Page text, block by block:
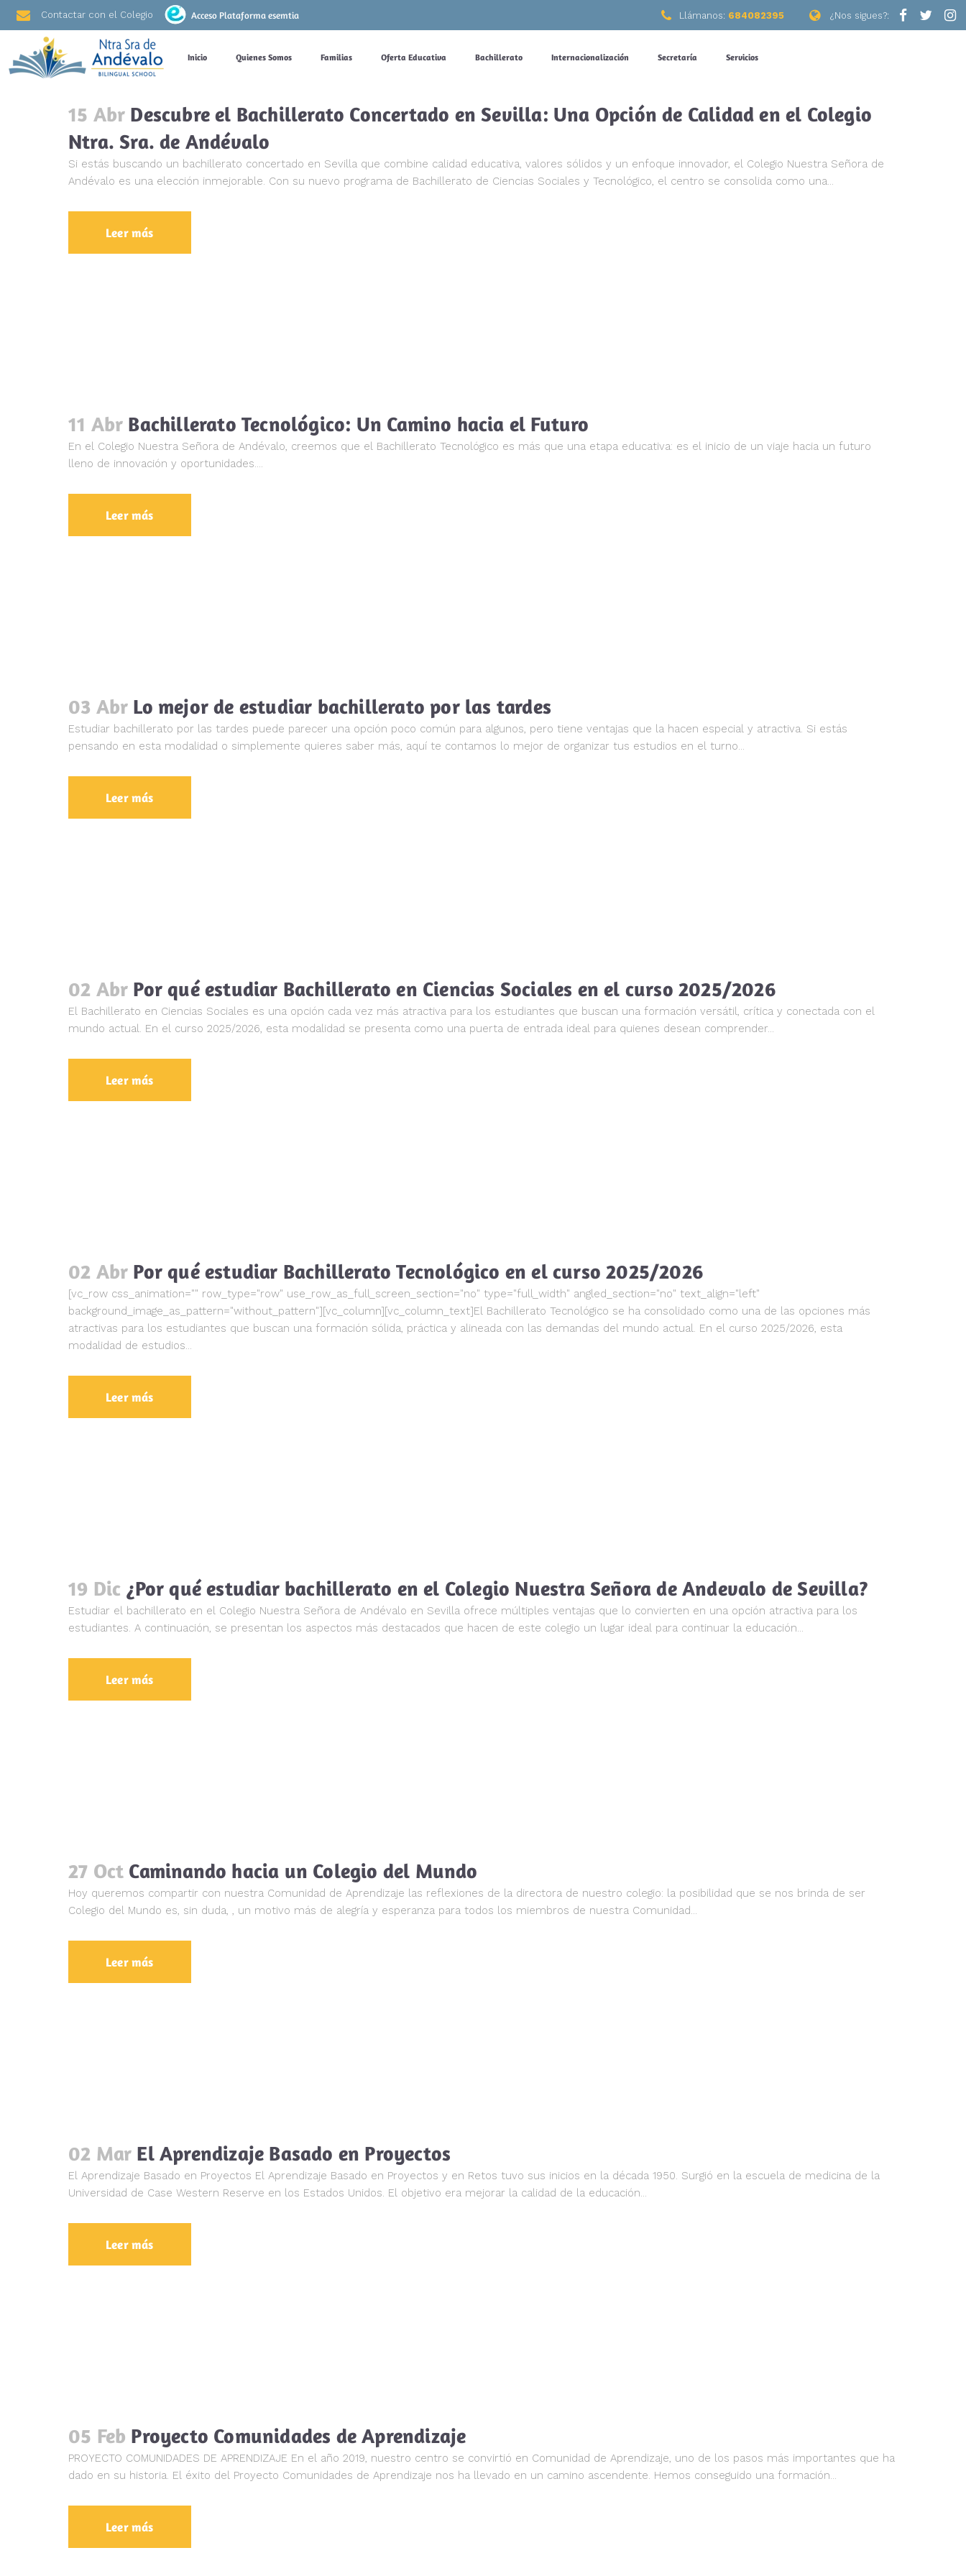
Contactar con el Colegio Acceso Plataforma esemtia Llámanos: 684082395 ¿Nos sigues?:
Inicio Quienes Somos Familias Oferta Educativa Bachillerato Internacionalización Secretaría Servicios
15 Abr Descubre el Bachillerato Concertado en Sevilla: Una Opción de Calidad en el Colegio
Ntra. Sra. de Andévalo
Si estás buscando un bachillerato concertado en Sevilla que combine calidad educativa, valores sólidos y un enfoque innovador, el Colegio Nuestra Señora de
Andévalo es una elección inmejorable. Con su nuevo programa de Bachillerato de Ciencias Sociales y Tecnológico, el centro se consolida como una...
Leer más
11 Abr Bachillerato Tecnológico: Un Camino hacia el Futuro
En el Colegio Nuestra Señora de Andévalo, creemos que el Bachillerato Tecnológico es más que una etapa educativa: es el inicio de un viaje hacia un futuro
lleno de innovación y oportunidades....
Leer más
03 Abr Lo mejor de estudiar bachillerato por las tardes
Estudiar bachillerato por las tardes puede parecer una opción poco común para algunos, pero tiene ventajas que la hacen especial y atractiva. Si estás
pensando en esta modalidad o simplemente quieres saber más, aquí te contamos lo mejor de organizar tus estudios en el turno...
Leer más
02 Abr Por qué estudiar Bachillerato en Ciencias Sociales en el curso 2025/2026
El Bachillerato en Ciencias Sociales es una opción cada vez más atractiva para los estudiantes que buscan una formación versátil, crítica y conectada con el
mundo actual. En el curso 2025/2026, esta modalidad se presenta como una puerta de entrada ideal para quienes desean comprender...
Leer más
02 Abr Por qué estudiar Bachillerato Tecnológico en el curso 2025/2026
[vc_row css_animation="" row_type="row" use_row_as_full_screen_section="no" type="full_width" angled_section="no" text_align="left"
background_image_as_pattern="without_pattern"][vc_column][vc_column_text]El Bachillerato Tecnológico se ha consolidado como una de las opciones más
atractivas para los estudiantes que buscan una formación sólida, práctica y alineada con las demandas del mundo actual. En el curso 2025/2026, esta
modalidad de estudios...
Leer más
19 Dic ¿Por qué estudiar bachillerato en el Colegio Nuestra Señora de Andevalo de Sevilla?
Estudiar el bachillerato en el Colegio Nuestra Señora de Andévalo en Sevilla ofrece múltiples ventajas que lo convierten en una opción atractiva para los
estudiantes. A continuación, se presentan los aspectos más destacados que hacen de este colegio un lugar ideal para continuar la educación...
Leer más
27 Oct Caminando hacia un Colegio del Mundo
Hoy queremos compartir con nuestra Comunidad de Aprendizaje las reflexiones de la directora de nuestro colegio: la posibilidad que se nos brinda de ser
Colegio del Mundo es, sin duda, , un motivo más de alegría y esperanza para todos los miembros de nuestra Comunidad...
Leer más
02 Mar El Aprendizaje Basado en Proyectos
El Aprendizaje Basado en Proyectos El Aprendizaje Basado en Proyectos y en Retos tuvo sus inicios en la década 1950. Surgió en la escuela de medicina de la
Universidad de Case Western Reserve en los Estados Unidos. El objetivo era mejorar la calidad de la educación...
Leer más
05 Feb Proyecto Comunidades de Aprendizaje
PROYECTO COMUNIDADES DE APRENDIZAJE En el año 2019, nuestro centro se convirtió en Comunidad de Aprendizaje, uno de los pasos más importantes que ha
dado en su historia. El éxito del Proyecto Comunidades de Aprendizaje nos ha llevado en un camino ascendente. Hemos conseguido una formación...
Leer más